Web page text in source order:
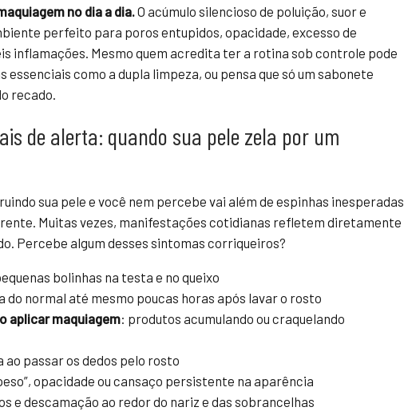
no dia a dia.O acúmulo silencioso de poluição, suor e
perfeito para poros entupidos, opacidade, excesso de
inflamações. Mesmo quem acredita ter a rotina sob controle pode
essenciais como a dupla limpeza, ou pensa que só um sabonete
recado.
de alerta: quando sua pele zela por um
sua pele e você nem percebe vai além de espinhas inesperadas
Muitas vezes, manifestações cotidianas refletem diretamente
Percebe algum desses sintomas corriqueiros?
bolinhas na testa e no queixo
do normal até mesmo poucas horas após lavar o rosto
aplicar maquiagem: produtos acumulando ou craquelando
ao passar os dedos pelo rosto
opacidade ou cansaço persistente na aparência
e descamação ao redor do nariz e das sobrancelhas